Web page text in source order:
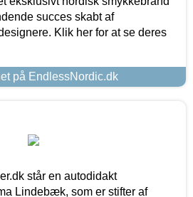
succes skabt af
Klik her for at se deres
på EndlessNordic.dk
står en autodidakt
Lindebæk, som er stifter af